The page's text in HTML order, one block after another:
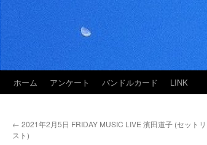
ホーム アンケート バンドルカード LINK
← 2021年2月5日 FRIDAY MUSIC LIVE 濱田道子 (セットリ
スト)